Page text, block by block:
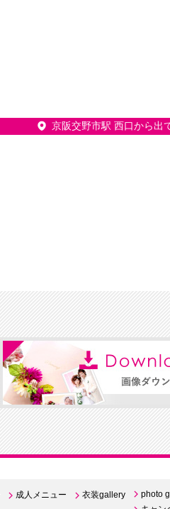
京阪交野市駅 西口から出
成人メニュー 衣装gallery
photo